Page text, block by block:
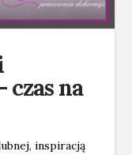
czas na
inspiracją